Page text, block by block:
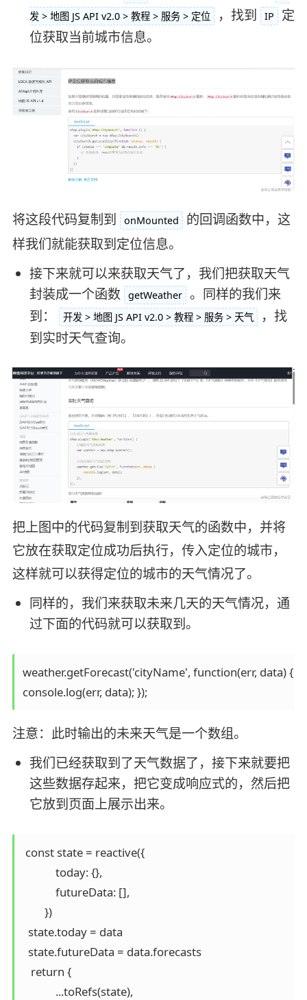
发 > 地图 JS API v2.0 > 教程 > 服务 > 定位
，找到 IP
定
位获取当前城市信息。
将这段代码复制到 onMounted
的回调函数中，这
样我们就能获取到定位信息。
接下来就可以来获取天气了，我们把获取天气
封装成一个函数
getWeather
。同样的我们来
到：
开发 > 地图 JS API v2.0 > 教程 > 服务 > 天气
，找
到实时天气查询。
把上图中的代码复制到获取天气的函数中，并将
它放在获取定位成功后执行，传入定位的城市，
这样就可以获得定位的城市的天气情况了。
同样的，我们来获取未来几天的天气情况，通
过下面的代码就可以获取到。
weather.getForecast('cityName', function(err, data) {
console.log(err, data); });
注意：此时输出的未来天气是一个数组。
我们已经获取到了天气数据了，接下来就要把
这些数据存起来，把它变成响应式的，然后把
它放到页面上展示出来。
const state = reactive({
            today: {},
            futureData: [],
        })
  state.today = data
  state.futureData = data.forecasts
   return {
            ...toRefs(state),